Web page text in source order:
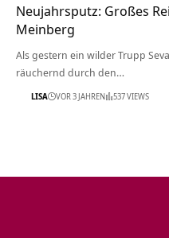
Neujahrsputz: Großes
Meinberg
Als gestern ein wilder Trupp
räuchernd durch den…
LISA VOR 3 JAHREN 537 VIEWS